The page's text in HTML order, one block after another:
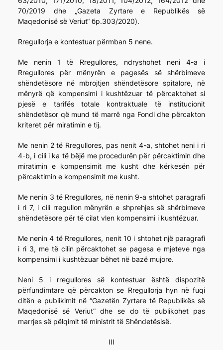
70/2019 dhe „Gazeta Zyrtare e Republikës së
Maqedonisë së Veriut“ бр.303/2020).
Rregullorja e kontestuar përmban 5 nene.
Me nenin 1 të Rregullores, ndryshohet neni 4-a i
Rregullores për mënyrën e pagesës së shërbimeve
shëndetësore në mbrojtjen shëndetësore spitalore, në
mënyrë që kompensimi i kushtëzuar të përcaktohet si
pjesë e tarifës totale kontraktuale të institucionit
shëndetësor që mund të marrë nga Fondi dhe përcakton
kriteret për miratimin e tij.
Me nenin 2 të Rregullores, pas nenit 4-a, shtohet neni i ri
4-b, i cili i ka të bëjë me procedurën për përcaktimin dhe
miratimin e kompensimit me kusht dhe kërkesën për
përcaktimin e kompensimit me kusht.
Me nenin 3 të Rregullores, në nenin 9-a shtohet paragrafi
i ri 7, i cili rregullon mënyrën e shprehjes së shërbimeve
shëndetësore për të cilat vlen kompensimi i kushtëzuar.
Me nenin 4 të Rregullores, nenit 10 i shtohet një paragrafi
i ri 3, me të cilin përcaktohet se pagesa e mjeteve nga
kompensimi i kushtëzuar bëhet në bazë mujore.
Neni 5 i rregullores së kontestuar është dispozitë
përfundimtare që përcakton se Rregullorja hyn në fuqi
ditën e publikimit në “Gazetën Zyrtare të Republikës së
Maqedonisë së Veriut” dhe se do të publikohet pas
marrjes së pëlqimit të ministrit të Shëndetësisë.
III